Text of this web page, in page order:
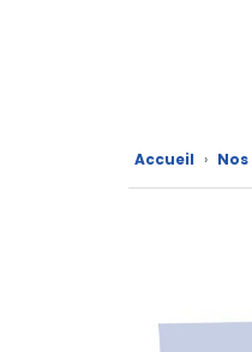
CAD/3D
Accueil ›